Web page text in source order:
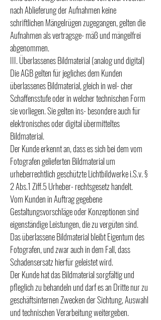
nach Ablieferung der Aufnahmen keine
schriftlichen Mängelrügen zugegangen, gelten die
Aufnahmen als vertragsge- mäß und mängelfrei
abgenommen.
III. Überlassenes Bildmaterial (analog und digital)
Die AGB gelten für jegliches dem Kunden
überlassenes Bildmaterial, gleich in wel- cher
Schaffensstufe oder in welcher technischen Form
sie vorliegen. Sie gelten ins- besondere auch für
elektronisches oder digital übermitteltes
Bildmaterial.
Der Kunde erkennt an, dass es sich bei dem vom
Fotografen gelieferten Bildmaterial um
urheberrechtlich geschützte Lichtbildwerke i.S.v. §
2 Abs.1 Ziff.5 Urheber- rechtsgesetz handelt.
Vom Kunden in Auftrag gegebene
Gestaltungsvorschläge oder Konzeptionen sind
eigenständige Leistungen, die zu vergüten sind.
Das überlassene Bildmaterial bleibt Eigentum des
Fotografen, und zwar auch in dem Fall, dass
Schadensersatz hierfür geleistet wird.
Der Kunde hat das Bildmaterial sorgfältig und
pfleglich zu behandeln und darf es an Dritte nur zu
geschäftsinternen Zwecken der Sichtung, Auswahl
und technischen Verarbeitung weitergeben.